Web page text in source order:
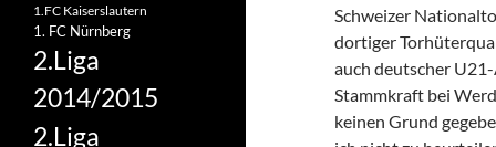
Schweizer
dortiger
auch deutscher
Stammkraft bei
keinen Grund
1.FC Kaiserslautern
1. FC Nürnberg
2.Liga
2014/2015
2.Liga